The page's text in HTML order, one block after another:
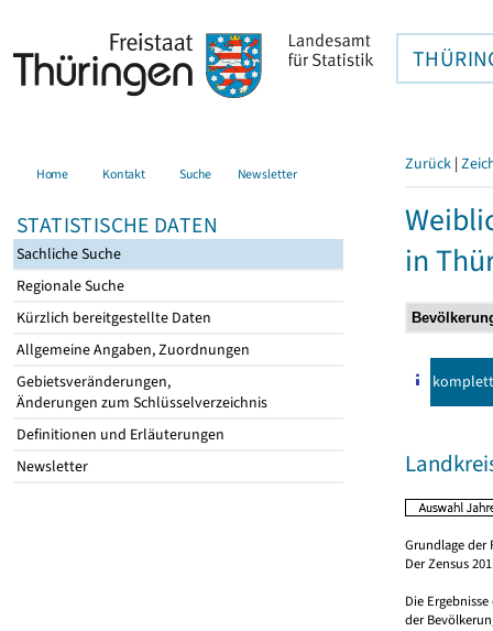
Home Kontakt Suche Newsletter
STATISTISCHE DATEN
Sachliche Suche
Regionale Suche
Kürzlich bereitgestellte Daten
Allgemeine Angaben, Zuordnungen
Gebietsveränderungen,
Änderungen zum Schlüsselverzeichnis
Definitionen und Erläuterungen
Newsletter
Zurück |
in
komplett
Grundlage der
Der Zensus
Die
der